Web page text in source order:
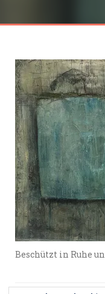
Beschützt in Ruhe